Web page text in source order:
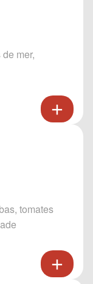
mer,
tomates